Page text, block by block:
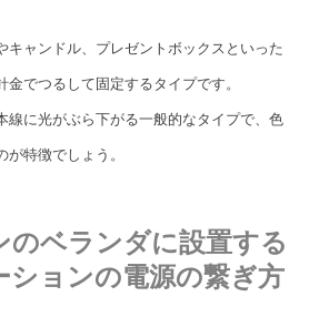
キャンドル、プレゼントボックスといった
でつるして固定するタイプです。
線に光がぶら下がる一般的なタイプで、色
特徴でしょう。
のベランダに設置する
ションの電源の繋ぎ方